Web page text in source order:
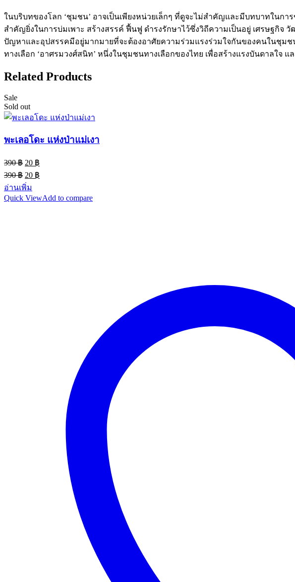
ในบริบทของโลก ‘ชุมชน’ อาจเป็นเพียงหน่วยเล็กๆ ที่ดูจะไม่สำคัญและมีบทบาทในก
สำคัญยิ่งในการบ่มเพาะ สร้างสรรค์ ฟื้นฟู ดำรงรักษาไว้ซึ่งวิถีความเป็นอยู่ เศรษฐกิจ
ปัญหาและอุปสรรคมีอยู่มากมายที่จะต้องอาศัยความร่วมแรงร่วมใจกันของคนในชุม
ทางเลือก ‘อาศรมวงศ์สนิท’ หนึ่งในชุมชนทางเลือกของไทย เพื่อสร้างแรงบันดาลใจ แ
Related Products
Sale
Sold out
พะเลอโดะ แห่งป่าแม่เงา
390฿ Original
price
was:
390 ฿.
20 ฿
price
is:
390฿ Original
price
was:
390 ฿.
20 ฿
price
20 ฿.
อ่านเพิ่ม
Quick ViewAdd to compare